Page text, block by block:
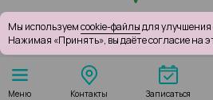
Меню Контакты Записаться
Мы используемcookie-файлыдля улучшения
Нажимая «Принять», вы даёте согласие на